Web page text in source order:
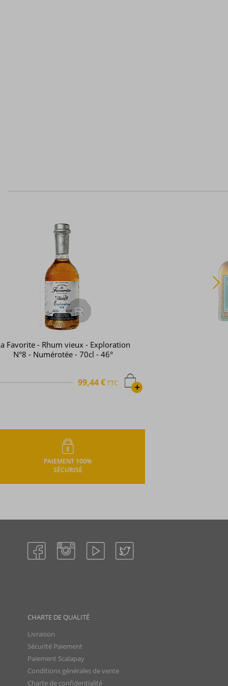
Favorite - Rhum vieux - Exploration
N°8 - Numérotée - 70cl - 46°
+
99,44 €TTC
PAIEMENT 100%
SÉCURISÉ
CHARTE DE QUALITÉ
Livraison
Sécurité Paiement
Paiement Scalapay
Conditions générales de vente
Charte de confidentialité